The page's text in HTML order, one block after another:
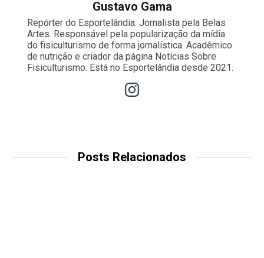
Gustavo Gama
Repórter do Esportelândia. Jornalista pela Belas
Artes. Responsável pela popularização da mídia
do fisiculturismo de forma jornalística. Acadêmico
de nutrição e criador da página Notícias Sobre
Fisiculturismo. Está no Esportelândia desde 2021.
Posts Relacionados